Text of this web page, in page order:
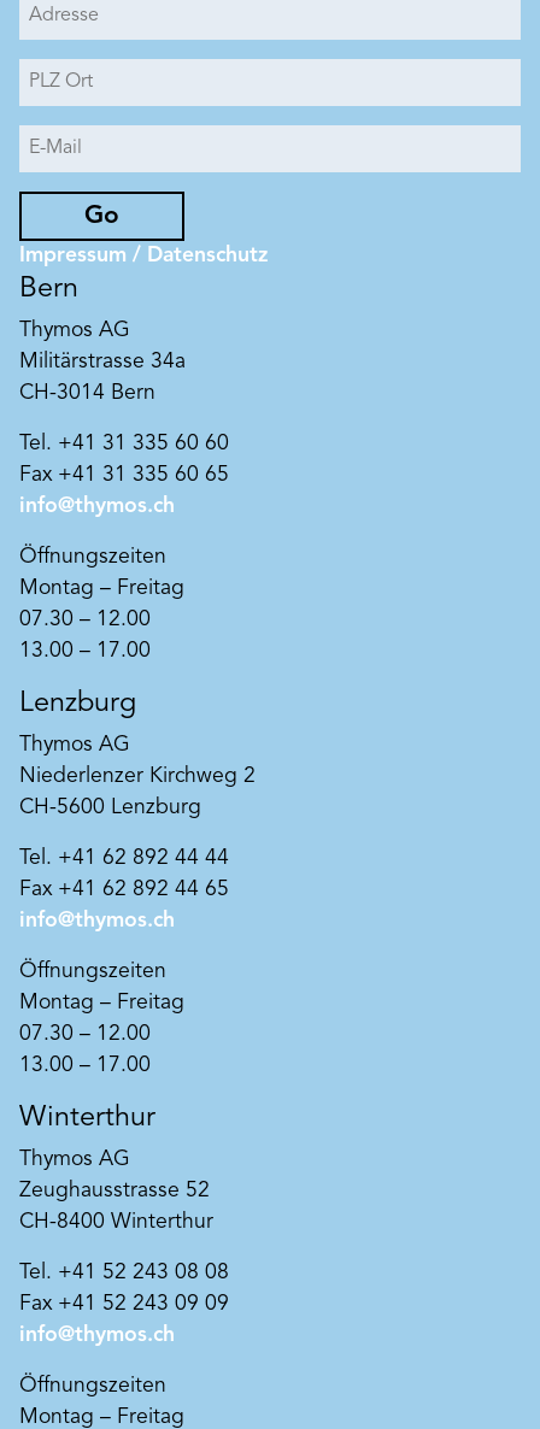
Go
Impressum / Datenschutz
Bern
Thymos AG
Militärstrasse 34a
CH-3014 Bern
Tel. +41 31 335 60 60
Fax +41 31 335 60 65
info@thymos.ch
Öffnungszeiten
Montag – Freitag
07.30 – 12.00
13.00 – 17.00
Lenzburg
Thymos AG
Niederlenzer Kirchweg 2
CH-5600 Lenzburg
Tel. +41 62 892 44 44
Fax +41 62 892 44 65
info@thymos.ch
Öffnungszeiten
Montag – Freitag
07.30 – 12.00
13.00 – 17.00
Winterthur
Thymos AG
Zeughausstrasse 52
CH-8400 Winterthur
Tel. +41 52 243 08 08
Fax +41 52 243 09 09
info@thymos.ch
Öffnungszeiten
Montag – Freitag